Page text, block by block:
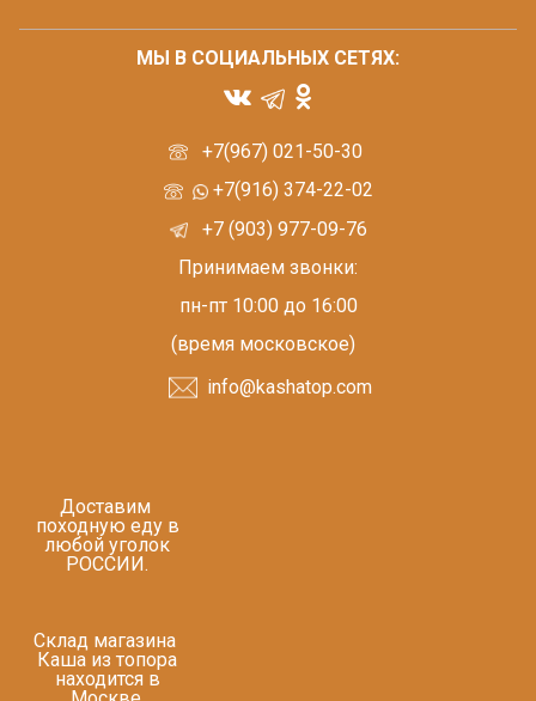
+7(967) 021-50-30
+7(916) 374-22-02
+7 (903) 977-09-76
Принимаем звонки:
пн-пт 10:00 до 16:00
(время московское)
info@kashatop.com
Доставим
походную еду в
любой уголок
РОССИИ.
Склад магазина
Каша из топора
находится в
МЫ В СОЦИАЛЬНЫХ СЕТЯХ: